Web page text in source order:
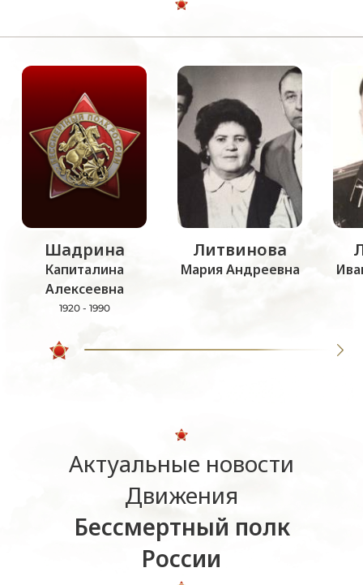
Шадрина
Капиталина
Алексеевна
1920 - 1990
Литвинова
Мария Андреевна
Актуальные новости
Движения
Бессмертный полк
России